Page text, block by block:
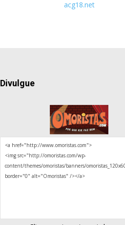
acg18.net
Divulgue